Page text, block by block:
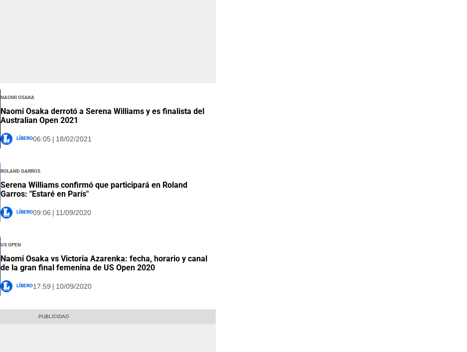
Naomi Osaka
Naomi Osaka derrotó a Serena Williams y es finalista del
Australian Open 2021
Líbero06:05 | 18/02/2021
Roland Garros
Serena Williams confirmó que participará en Roland
Garros: "Estaré en París"
Líbero09:06 | 11/09/2020
US Open
Naomi Osaka vs Victoria Azarenka: fecha, horario y canal
de la gran final femenina de US Open 2020
Líbero17:59 | 10/09/2020